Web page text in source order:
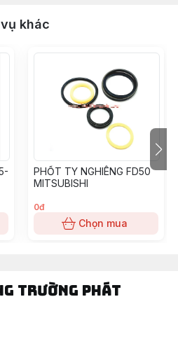
khác
PHỐT TY NGHIÊNG FD50
MITSUBISHI
0đ
Chọn mua
TRƯỜNG PHÁT